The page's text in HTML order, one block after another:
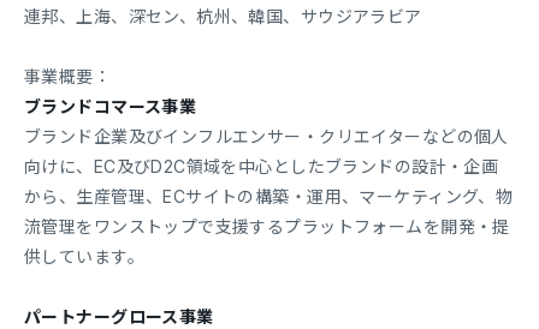
連邦、上海、深セン、杭州、韓国、サウジアラビア
事業概要：
ブランドコマース事業
ブランド企業及びインフルエンサー・クリエイターなどの個人
向けに、EC及びD2C領域を中心としたブランドの設計・企画
から、生産管理、ECサイトの構築・運用、マーケティング、物
流管理をワンストップで支援するプラットフォームを開発・提
供しています。
パートナーグロース事業